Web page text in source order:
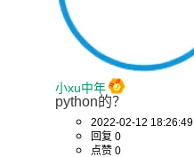
小xu中年
python的？
2022-02-12 18:26:49
回复 0
点赞 0